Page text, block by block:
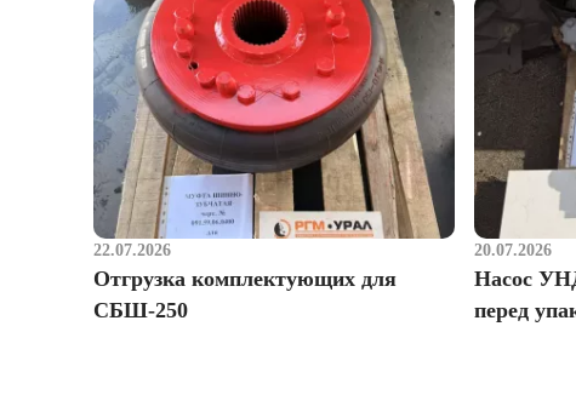
22.07.2026
Отгрузка комплектующих для
СБШ-250
20.07.2026
Насос
перед